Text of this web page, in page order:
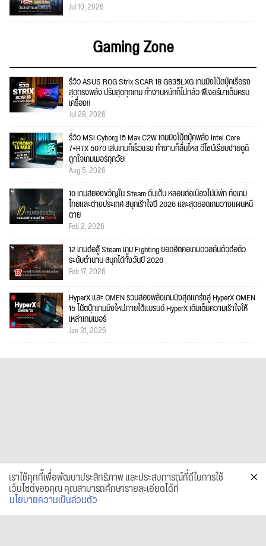
Jul 10, 2026
Gaming Zone
รีวิว ASUS ROG Strix SCAR 18 G835LXG เกมมิ่งโน้ตบุ๊กเรือธง
สุดทรงพลัง ปรับสุดทุกเกม ทำงานหนักก็ไม่กลัว ฟีเจอร์มาเต็มครบ
เครื่อง!!
Jul 28, 2026
รีวิว MSI Cyborg 15 Max C2W เกมมิ่งโน้ตบุ๊คพลัง Intel Core
7+RTX 5070 เล่นเกมก็เร็วแรง ทำงานก็ลื่นไหล ดีไซน์เรียบง่ายดูดี
ถูกใจเกมเมอร์ทุกวัย!
Aug 5, 2026
10 เกมสยองขวัญใน Steam ตื่นเต้น หลอนต่อเนื่องไม่มีพัก ทั้งเกม
ไทยและต่างประเทศ สนุกเร้าใจปี 2026 และสุดยอดเกมวางแผนหนี
ตาย
Feb 2, 2026
12 เกมต่อสู้ Steam เกม Fighting ยอดฮิตคอเกมดวลกันตัวต่อตัว
ระดับตำนาน สนุกได้ทั้งวันปี 2026
Feb 17, 2026
HyperX และ OMEN รวมสองพลังเกมมิงสุดแกร่งสู่ HyperX OMEN
15 โน้ตบุ๊กเกมมิงใหม่ภายใต้แบรนด์ HyperX เติมเต็มความเร้าใจให้
เหล่าเกมเมอร์
Jan 31, 2026
เราใช้คุกกี้เพื่อพัฒนาประสิทธิภาพ และประสบการณ์ที่ดีในการใช้
เว็บไซต์ของคุณ คุณสามารถศึกษารายละเอียดได้ที่
นโยบายความเป็นส่วนตัว